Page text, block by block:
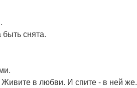
снята.
в любви. И спите - в ней же.